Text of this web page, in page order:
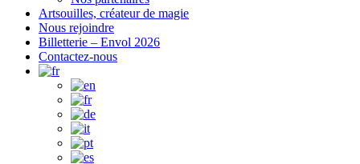
Artsouilles, créateur de magie
Nous rejoindre
Billetterie – Envol 2026
Contactez-nous